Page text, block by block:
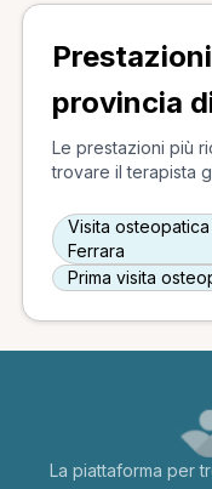
provincia
Le prestazioni più
trovare il terapista
Visita
Ferrara
Prima visita
La piattaforma per